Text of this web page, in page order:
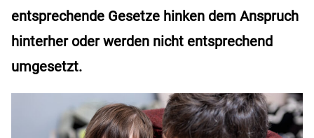
entsprechende Gesetze hinken dem Anspruch
hinterher oder werden nicht entsprechend
umgesetzt.